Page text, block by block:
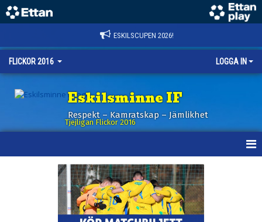
ESKILSCUPEN 2026!
FLICKOR 2016 LOGGA IN
Eskilsminne IF
Respekt – Kamratskap – Jämlikhet
Tjejligan Flickor 2016